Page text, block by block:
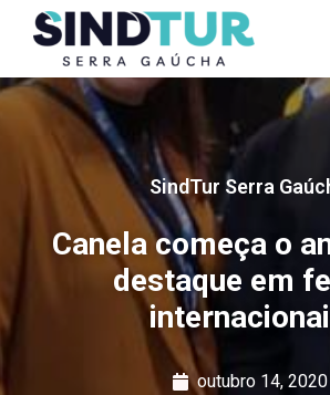
SindTur Serra
Canela começa o
destaque em
outubro 14, 2020